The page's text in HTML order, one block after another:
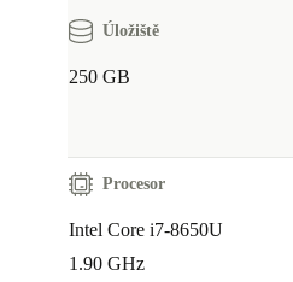
Úložiště
250 GB
Procesor
Intel Core i7-8650U
1.90 GHz